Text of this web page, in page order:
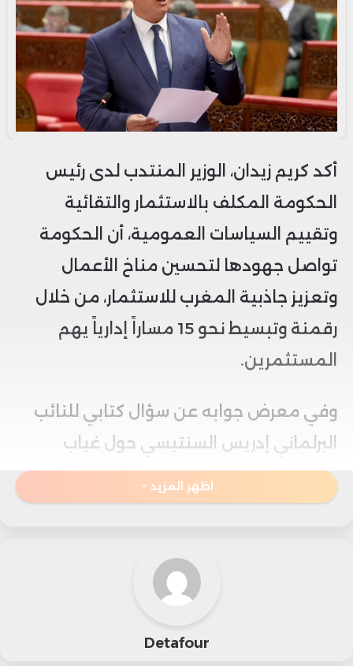
أكد كريم زيدان، الوزير المنتدب لدى رئيس
الحكومة المكلف بالاستثمار والتقائية
وتقييم السياسات العمومية، أن الحكومة
تواصل جهودها لتحسين مناخ الأعمال
وتعزيز جاذبية المغرب للاستثمار، من خلال
رقمنة وتبسيط نحو 15 مساراً إدارياً يهم
المستثمرين.
وفي معرض جوابه عن سؤال كتابي للنائب
البرلماني إدريس السنتيسي حول غياب
المغرب عن لائحة الدول ذات التنافسية
الاقتصادية، أوضح زيدان أن المغرب يتمتع
جاهزية مناخ الأعمال في خمسين دولة،
وذلك بفضل جودة الإطار القانوني وتوفير
اظهر المزيد
Detafour